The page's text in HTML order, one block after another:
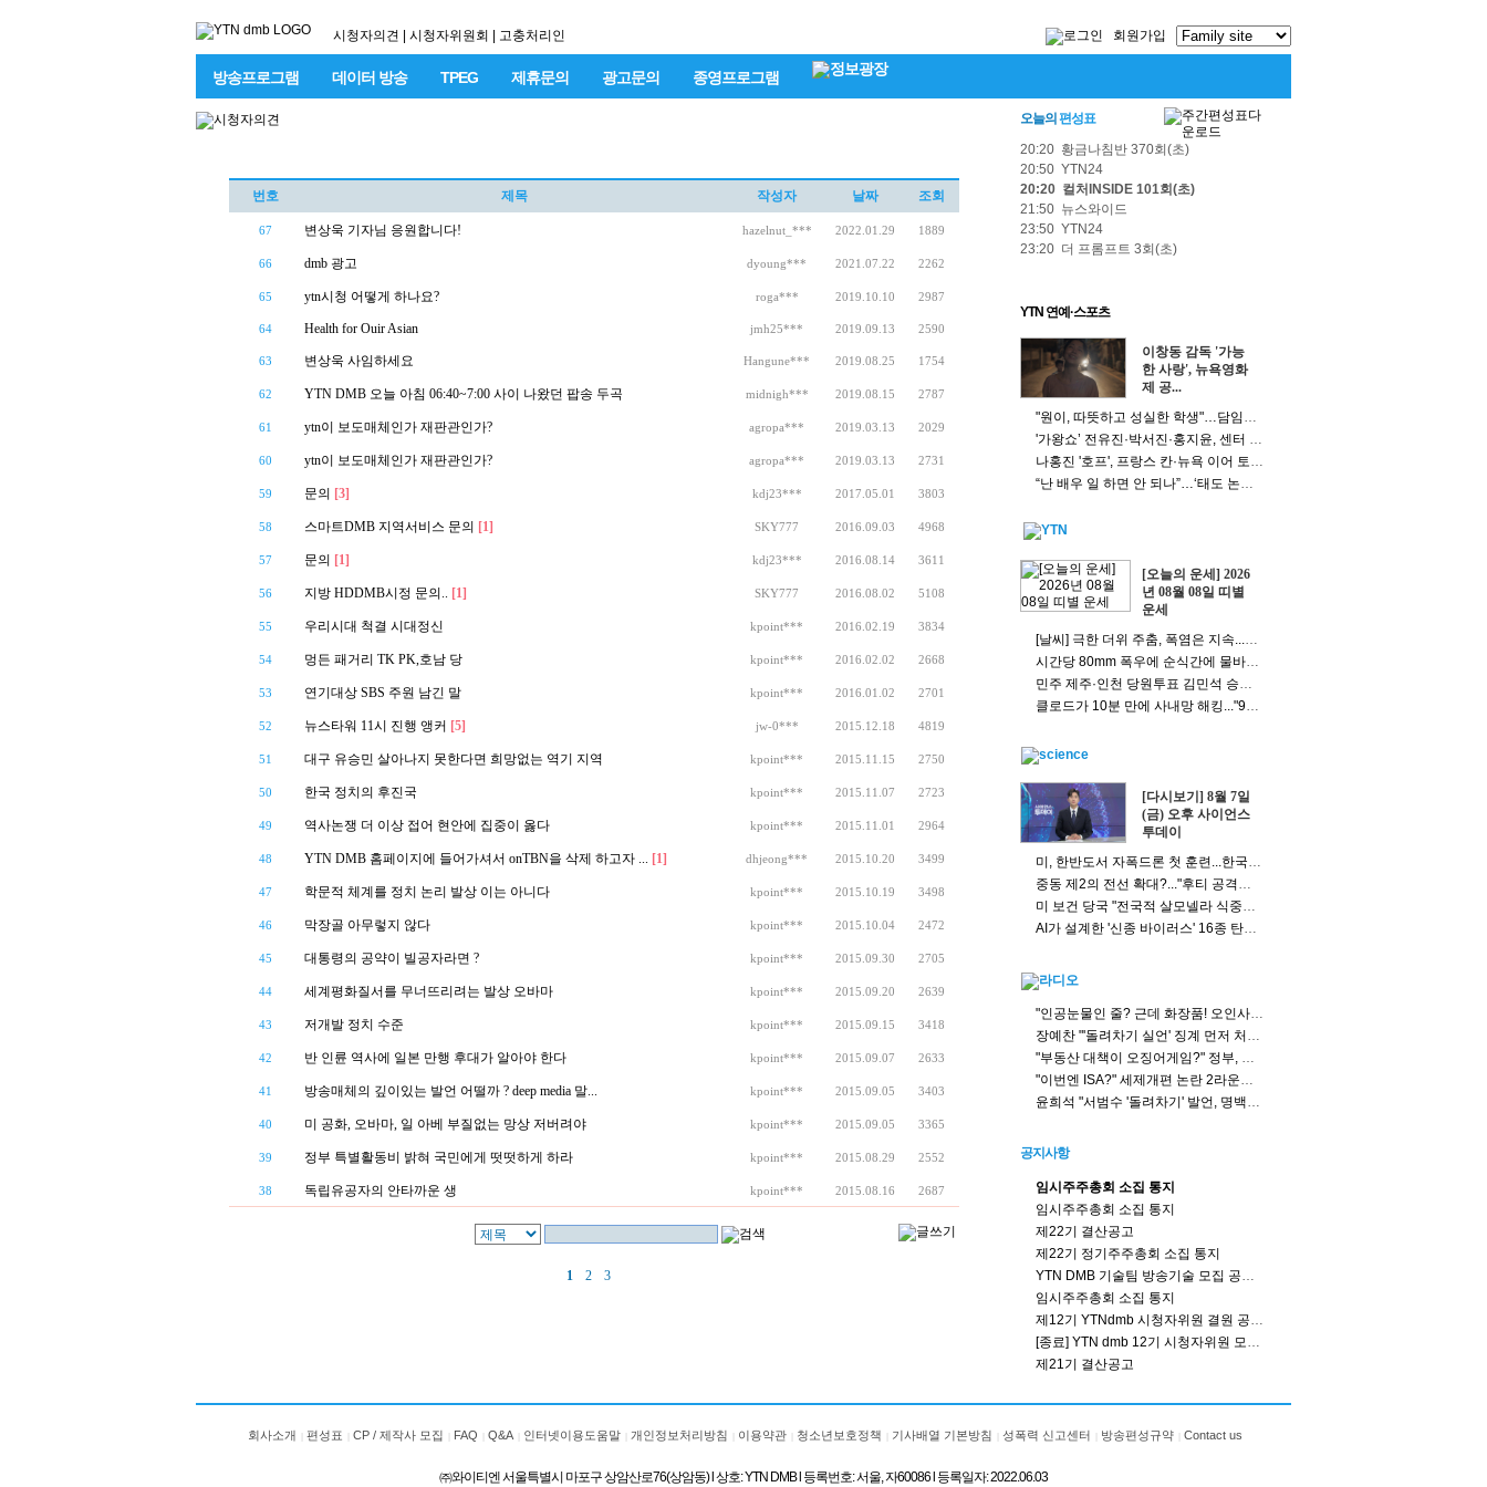
시청자의견 시청자위원회 고충처리인 회원가입
방송프로그램 데이터 방송 TPEG 제휴문의 광고문의 종영프로그램
번호 제목 작성자 날짜 조회
67 변상욱 기자님 응원합니다! hazelnut_*** 2022.01.29 1889
66 dmb 광고 dyoung*** 2021.07.22 2262
65 ytn시청 어떻게 하나요? roga*** 2019.10.10 2987
64 Health for Ouir Asian jmh25*** 2019.09.13 2590
63 변상욱 사임하세요 Hangune*** 2019.08.25 1754
62 YTN DMB 오늘 아침 06:40~7:00 사이 나왔던 팝송 두곡 midnigh*** 2019.08.15 2787
61 ytn이 보도매체인가 재판관인가? agropa*** 2019.03.13 2029
60 ytn이 보도매체인가 재판관인가? agropa*** 2019.03.13 2731
59 문의 [3] kdj23*** 2017.05.01 3803
58 스마트DMB 지역서비스 문의 [1] SKY777 2016.09.03 4968
57 문의 [1] kdj23*** 2016.08.14 3611
56 지방 HDDMB시정 문의.. [1] SKY777 2016.08.02 5108
55 우리시대 척결 시대정신 kpoint*** 2016.02.19 3834
54 멍든 패거리 TK PK,호남 당 kpoint*** 2016.02.02 2668
53 연기대상 SBS 주원 남긴 말 kpoint*** 2016.01.02 2701
52 뉴스타워 11시 진행 앵커 [5] jw-0*** 2015.12.18 4819
51 대구 유승민 살아나지 못한다면 희망없는 역기 지역 kpoint*** 2015.11.15 2750
50 한국 정치의 후진국 kpoint*** 2015.11.07 2723
49 역사논쟁 더 이상 접어 현안에 집중이 옳다 kpoint*** 2015.11.01 2964
48 YTN DMB 홈페이지에 들어가셔서 onTBN을 삭제 하고자 ... [1] dhjeong*** 2015.10.20 3499
47 학문적 체계를 정치 논리 발상 이는 아니다 kpoint*** 2015.10.19 3498
46 막장골 아무렇지 않다 kpoint*** 2015.10.04 2472
45 대통령의 공약이 빌공자라면 ? kpoint*** 2015.09.30 2705
44 세계평화질서를 무너뜨리려는 발상 오바마 kpoint*** 2015.09.20 2639
43 저개발 정치 수준 kpoint*** 2015.09.15 3418
42 반 인륜 역사에 일본 만행 후대가 알아야 한다 kpoint*** 2015.09.07 2633
41 방송매체의 깊이있는 발언 어떨까 ? deep media 말... kpoint*** 2015.09.05 3403
40 미 공화, 오바마, 일 아베 부질없는 망상 저버려야 kpoint*** 2015.09.05 3365
39 정부 특별활동비 밝혀 국민에게 떳떳하게 하라 kpoint*** 2015.08.29 2552
38 독립유공자의 안타까운 생 kpoint*** 2015.08.16 2687
1 2 3
오늘의 편성표
20:20 황금나침반 370회(초)
20:50 YTN24
20:20 컬처INSIDE 101회(초)
21:50 뉴스와이드
23:50 YTN24
23:20 더 프롬프트 3회(초)
YTN 연예·스포츠
이창동 감독 '가능
한 사랑', 뉴욕영화
제 공...
"원이, 따뜻하고 성실한 학생"…담임교사가 밝힌 진짜 모습
'가왕쇼’ 전유진·박서진·홍지윤, 센터 자리 위한 '관객 쟁탈전'
나홍진 '호프', 프랑스 칸·뉴욕 이어 토론토 영화제 초청 쾌거
“난 배우 일 하면 안 되나”…‘태도 논란’ 정준원의 고백
[오늘의 운세] 2026
년 08월 08일 띠별
운세
[날씨] 극한 더위 주춤, 폭염은 지속...동해안엔 100mm 폭우
시간당 80mm 폭우에 순식간에 물바다...동해안 피해 속출
민주 제주·인천 당원투표 김민석 승리...5.67%p 차
클로드가 10분 만에 사내망 해킹..."99%가 뚫린다"
[다시보기] 8월 7일
(금) 오후 사이언스
투데이
미, 한반도서 자폭드론 첫 훈련...한국 배치 가능성도?
중동 제2의 전선 확대?..."후티 공격으로 사우디 민간인 다수 피해"
미 보건 당국 "전국적 살모넬라 식중독 원인은 멕시코산 할라피뇨"
AI가 설계한 '신종 바이러스' 16종 탄생...생물무기 악용 우려
"인공눈물인 줄? 근데 화장품! 오인사고 주의"
장예찬 "'돌려차기 실언' 징계 먼저 처리 해야...친한계? 득달 같이 달려들 땐 언제고 침묵"
"부동산 대책이 오징어게임?" 정부, 세제로 정책실험 하나?
"이번엔 ISA?" 세제개편 논란 2라운드, 투자자 불만 뭐길래?
윤희석 "서범수 '돌려차기' 발언, 명백한 잘못... 한동훈 주최자로서 고민 중"
공지사항
임시주주총회 소집 통지
임시주주총회 소집 통지
제22기 결산공고
제22기 정기주주총회 소집 통지
YTN DMB 기술팀 방송기술 모집 공고 (연장)
임시주주총회 소집 통지
제12기 YTNdmb 시청자위원 결원 공모결과
[종료] YTN dmb 12기 시청자위원 모집공고 (충원)
제21기 결산공고
회사소개 편성표 CP / 제작사 모집 FAQ Q&A 인터넷이용도움말 개인정보처리방침 이용약관 청소년보호정책 기사배열 기본방침 성폭력 신고센터 방송편성규약 Contact us
㈜와이티엔 서울특별시 마포구 상암산로76(상암동) l 상호: YTN DMB l 등록번호: 서울, 자60086 l 등록일자: 2022.06.03